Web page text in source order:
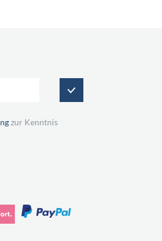
zur Kenntnis